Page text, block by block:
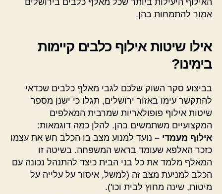
האילוף היעילות ביותר שכל מאלף כלבים בירושלים
אמור להתמחות בהן.
אילו שיטות אילוף כלבים קיימות
בימינו?
בביצוע סקר השוק שלכם לגבי מאלף כלבים שכדאי
להתקשר עימו באזור ירושלים, תגלו כי ישנן מספר
שיטות אילוף פופולאריות שמרבית המאלפים
המקצועיים משתמשים בהן. להלן כמה דוגמאות:
אילוף מעמדי – נועד למנוע מצב בו הכלב חש את עצמו
כזכר האלפא שעומד בראש המשפחה. בשיטה זו
המאלף מלמד את כל בני הבית כיצד להתנהל נכונה עם
הכלב למניעת מצב זה (למשל, איסור על עלייה על
מיטות, שינה מחוץ לבית וכו').